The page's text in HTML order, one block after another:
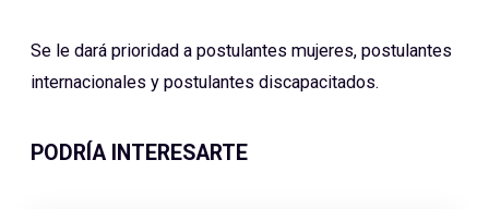
Se le dará prioridad a postulantes mujeres, postulantes
internacionales y postulantes discapacitados.
PODRÍA INTERESARTE